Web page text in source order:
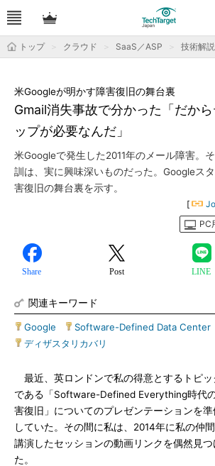
トップ クラウド SaaS／ASP 技術解説
Gmail消失事故で分かった「だか
ップが必要なんだ」
米Googleが明かす障害復旧の舞台裏
米Googleで発生した2011年のメール障害。
訓は、実に興味深いものだった。Googleス
害復旧の舞台裏を示す。
[
PC
Share Post LINE
関連キーワード
Google Software-Defined Data Center
ディザスタリカバリ
最近、英ロンドンで私の得意とするトピッ
である「Software-Defined Everything時代
害復旧」についてのプレゼンテーションを準
していた。その間に私は、2014年に私の仲
講演したセッションの動画リンクを偶然見つ
た。